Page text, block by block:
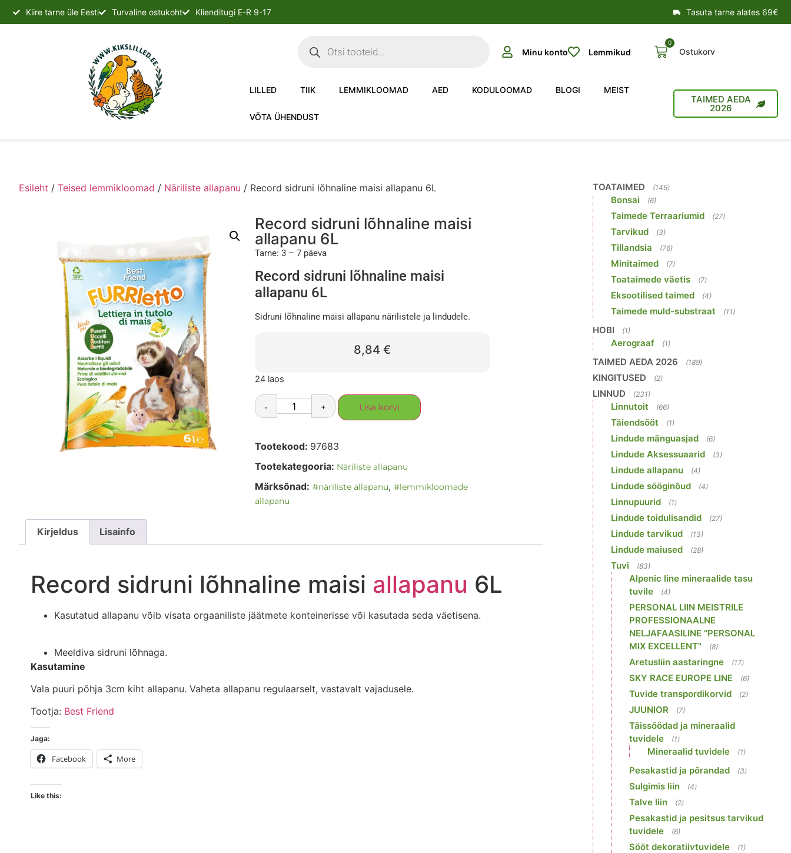
Kiire tarne üle Eesti Turvaline ostukoht Klienditugi E-R 9-17 Tasuta tarne alates 69€
Minu konto Lemmikud
0
Ostukorv
LILLED TIIK LEMMIKLOOMAD AED KODULOOMAD BLOGI MEIST
VÕTA ÜHENDUST
TAIMED AEDA
2026
Esileht / Teised lemmikloomad / Näriliste allapanu / Record sidruni lõhnaline maisi allapanu 6L
Record sidruni lõhnaline maisi
allapanu 6L
Tarne: 3 – 7 päeva
Record sidruni lõhnaline maisi
allapanu 6L
Sidruni lõhnaline maisi allapanu närilistele ja lindudele.
8,84€
24 laos
- + Lisa korvi
Tootekood: 97683
Tootekategooria: Näriliste allapanu
Märksõnad: #näriliste allapanu, #lemmikloomade
allapanu
Kirjeldus Lisainfo
Record sidruni lõhnaline maisi allapanu 6L
Kasutatud allapanu võib visata orgaaniliste jäätmete konteinerisse või kasutada seda väetisena.
Meeldiva sidruni lõhnaga.
Kasutamine
Vala puuri põhja 3cm kiht allapanu. Vaheta allapanu regulaarselt, vastavalt vajadusele.
Tootja: Best Friend
Jaga:
Facebook More
Like this:
TOATAIMED (145)
Bonsai (6)
Taimede Terraariumid (27)
Tarvikud (3)
Tillandsia (76)
Minitaimed (7)
Toataimede väetis (7)
Eksootilised taimed (4)
Taimede muld-substraat (11)
HOBI (1)
Aerograaf (1)
TAIMED AEDA 2026 (189)
KINGITUSED (2)
LINNUD (231)
Linnutoit (66)
Täiendsööt (1)
Lindude mänguasjad (6)
Lindude Aksessuaarid (3)
Lindude allapanu (4)
Lindude sööginõud (4)
Linnupuurid (1)
Lindude toidulisandid (27)
Lindude tarvikud (13)
Lindude maiused (28)
Tuvi (83)
Alpenic line mineraalide tasu
tuvile
(4)
PERSONAL LIIN MEISTRILE
PROFESSIONAALNE
NELJAFAASILINE "PERSONAL
MIX EXCELLENT"
(8)
Aretusliin aastaringne (17)
SKY RACE EUROPE LINE (6)
Tuvide transpordikorvid (2)
JUUNIOR (7)
Täissöödad ja mineraalid
tuvidele
(1)
Mineraalid tuvidele (1)
Pesakastid ja põrandad (3)
Sulgimis liin (4)
Talve liin (2)
Pesakastid ja pesitsus tarvikud
tuvidele
(6)
Sööt dekoratiivtuvidele (1)